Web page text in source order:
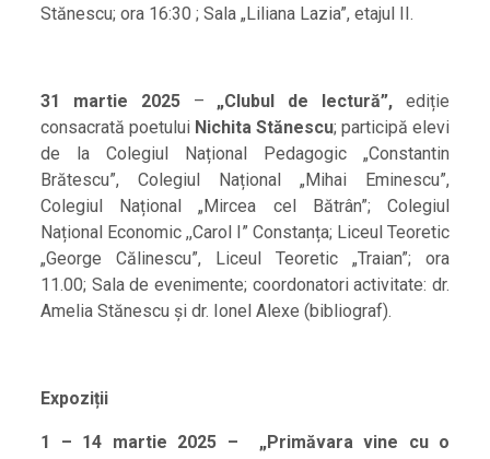
Stănescu; ora 16:30 ; Sala „Liliana Lazia”, etajul II.
31 martie 2025 – „Clubul de lectură”, ediție
consacrată poetului Nichita Stănescu; participă elevi
de la Colegiul Național Pedagogic „Constantin
Brătescu”, Colegiul Național „Mihai Eminescu”,
Colegiul Național „Mircea cel Bătrân”; Colegiul
Național Economic ,,Carol I” Constanța; Liceul Teoretic
„George Călinescu”, Liceul Teoretic „Traian”; ora
11.00; Sala de evenimente; coordonatori activitate: dr.
Amelia Stănescu și dr. Ionel Alexe (bibliograf).
Expoziții
1 – 14 martie 2025 – „Primăvara vine cu o